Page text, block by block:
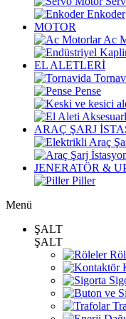
Enkoder
MOTOR
Ac
EL ALETLERİ
Pense
ARAÇ ŞARJ
JENERATÖR &
Piller
Menü
ŞALT
ŞALT